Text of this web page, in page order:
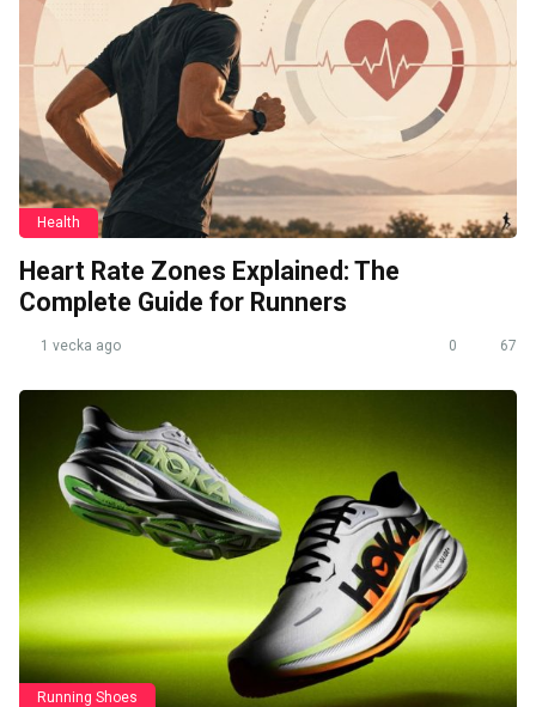
Health
Heart Rate Zones Explained: The
Complete Guide for Runners
1 vecka ago 0 67
Running Shoes